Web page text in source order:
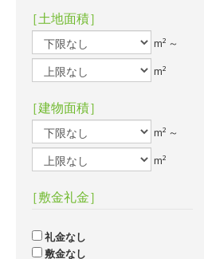
［土地面積］
m² ～
m²
［建物面積］
m² ～
m²
［敷金礼金］
礼金なし
敷金なし